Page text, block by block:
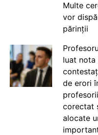
Multe
vor
părinții
luat nota
de erori
corectat
alocate